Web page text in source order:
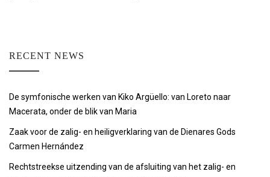
RECENT NEWS
De symfonische werken van Kiko Argüello: van Loreto naar
Macerata, onder de blik van Maria
Zaak voor de zalig- en heiligverklaring van de Dienares Gods
Carmen Hernández
Rechtstreekse uitzending van de afsluiting van het zalig- en